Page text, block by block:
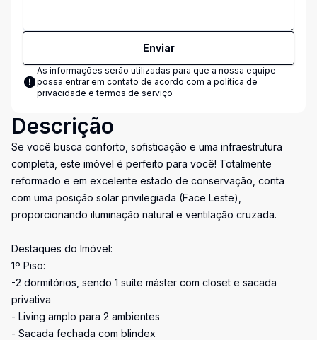
Enviar
As informações serão utilizadas para que a nossa equipe
possa entrar em contato de acordo com a política de
privacidade e termos de serviço
Descrição
Se você busca conforto, sofisticação e uma infraestrutura
completa, este imóvel é perfeito para você! Totalmente
reformado e em excelente estado de conservação, conta
com uma posição solar privilegiada (Face Leste),
proporcionando iluminação natural e ventilação cruzada.
Destaques do Imóvel:
1º Piso:
-2 dormitórios, sendo 1 suíte máster com closet e sacada
privativa
- Living amplo para 2 ambientes
- Sacada fechada com blindex